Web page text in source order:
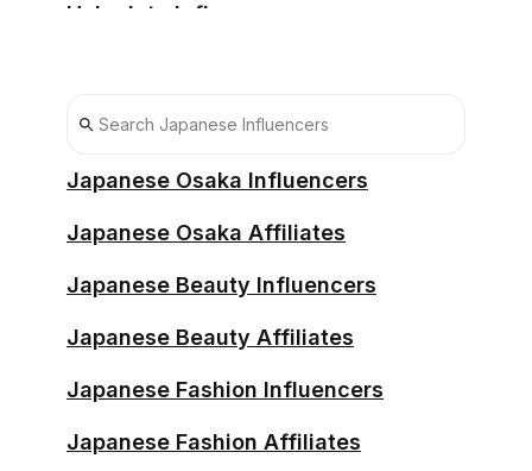
Hakodate Influencers
Hiratsuka Influencers
Hirosaki Influencers
Hiroshima Influencers
Hitachi Influencers
Iwaki Influencers
Kagoshima Influencers
Kamakura Influencers
Japanese Osaka Influencers
Japanese Osaka Affiliates
Japanese Beauty Influencers
Japanese Beauty Affiliates
Japanese Fashion Influencers
Japanese Fashion Affiliates